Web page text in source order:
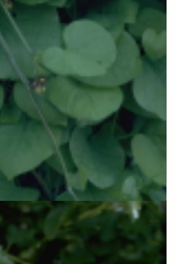
Pijpbloem
Aristolochia durior